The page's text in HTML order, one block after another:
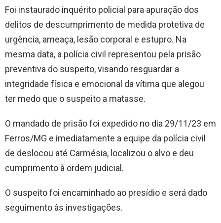
Foi instaurado inquérito policial para apuração dos
delitos de descumprimento de medida protetiva de
urgência, ameaça, lesão corporal e estupro. Na
mesma data, a polícia civil representou pela prisão
preventiva do suspeito, visando resguardar a
integridade física e emocional da vítima que alegou
ter medo que o suspeito a matasse.
O mandado de prisão foi expedido no dia 29/11/23 em
Ferros/MG e imediatamente a equipe da polícia civil
de deslocou até Carmésia, localizou o alvo e deu
cumprimento à ordem judicial.
O suspeito foi encaminhado ao presídio e será dado
seguimento às investigações.